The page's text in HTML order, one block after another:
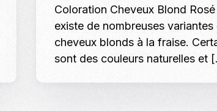
Coloration Cheveux Blond Rosé
existe de nombreuses variantes
cheveux blonds à la fraise.
sont des couleurs naturelles et